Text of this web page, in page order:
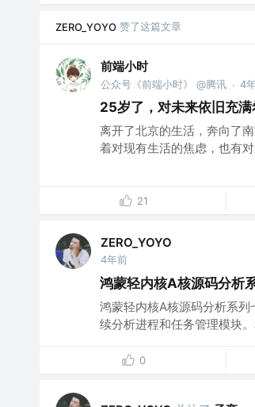
ZERO_YOYO 赞了这篇文章
前端小时
公众号《前端小时》 @腾讯 · 4
25岁了，对未来依旧充满
离开了北京的生活，奔向了
着对现有生活的焦虑，也有
21
ZERO_YOYO
4年前
鸿蒙轻内核A核源码分析
鸿蒙轻内核A核源码分析系
续分析进程和任务管理模块
0